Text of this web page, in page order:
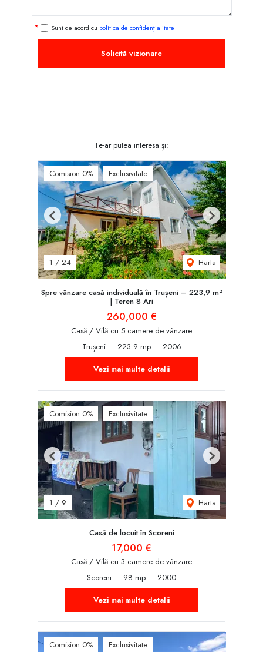
Sunt de acord cu politica de confidențialitate
Solicită vizionare
Te-ar putea interesa și:
Comision 0% Exclusivitate
1 / 24 Harta
Previous Next
Spre vânzare casă individuală în Trușeni – 223,9 m²
| Teren 8 Ari
260,000 €
Casă / Vilă cu 5 camere de vânzare
Trușeni
223.9 mp
2006
Vezi mai multe detalii
Comision 0% Exclusivitate
1 / 9 Harta
Previous Next
Casă de locuit în Scoreni
17,000 €
Casă / Vilă cu 3 camere de vânzare
Scoreni
98 mp
2000
Vezi mai multe detalii
Comision 0% Exclusivitate